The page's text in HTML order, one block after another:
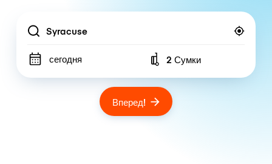
Location
сегодня Number of bags
2 Сумки
Вперед!